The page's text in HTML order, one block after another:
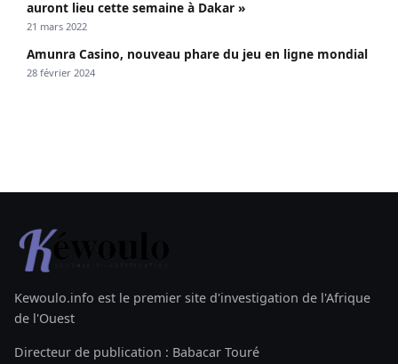
auront lieu cette semaine à Dakar »
21 mars 2022
Amunra Casino, nouveau phare du jeu en ligne mondial
28 février 2024
Kewoulo.info est le premier site d'investigation de l'Afrique
de l'Ouest
Directeur de publication : Babacar Touré